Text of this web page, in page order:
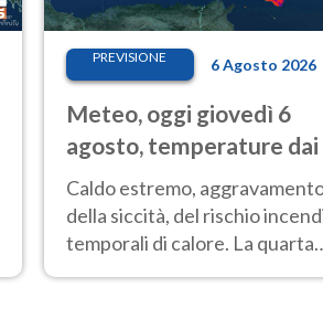
PREVISIONE 6 Agosto 2026
Meteo, oggi giovedì 6
agosto, temperature dai
ai 40 gradi
Caldo estremo,
della siccità, del rischio
temporali di calore. La quarta